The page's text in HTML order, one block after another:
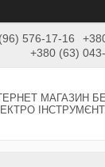
576-17-16
+380 (63)
МАГАЗИН